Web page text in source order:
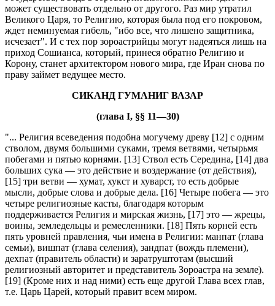
может существовать отдельно от другого. Раз мир утратил
Великого Царя, то Религию, которая была под его покровом,
ждет неминуемая гибель, "ибо все, что лишено защитника,
исчезает". И с тех пор зороастрийцы могут надеяться лишь на
приход Сошианса, который, принеся обратно Религию и
Корону, станет архитектором нового мира, где Иран снова по
праву займет ведущее место.
СИКАНД ГУМАНИГ ВАЗАР
(глава I, §§ 11—30)
"... Религия всеведения подобна могучему древу [12] с одним
стволом, двумя большими суками, тремя ветвями, четырьмя
побегами и пятью корнями. [13] Ствол есть Середина, [14] два
больших сука — это действие и воздержание (от действия),
[15] три ветви — хумат, хукст и хуварст, то есть добрые
мысли, добрые слова и добрые дела. [16] Четыре побега — это
четыре религиозные касты, благодаря которым
поддерживается Религия и мирская жизнь, [17] это — жрецы,
воины, земледельцы и ремесленники. [18] Пять корней есть
пять уровней правления, чьи имена в Религии: манпат (глава
семьи), вишпат (глава селения), зандпат (вождь племени),
дехпат (правитель области) и заратруштотам (высший
религиозный авторитет и представитель Зороастра на земле).
[19] (Кроме них и над ними) есть еще другой Глава всех глав,
т.е. Царь Царей, который правит всем миром.